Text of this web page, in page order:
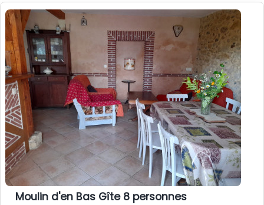
Moulin d'en Bas Gîte 8 personnes